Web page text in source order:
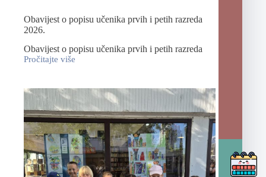
Obavijest o popisu učenika prvih i petih razreda
2026.
Obavijest o popisu učenika prvih i petih razreda
Pročitajte više